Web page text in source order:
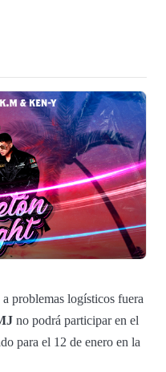
problemas logísticos fuera
no podrá participar en el
para el 12 de enero en la